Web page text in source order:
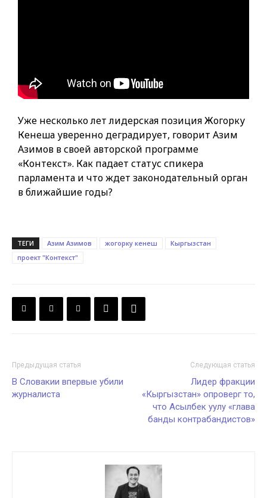
Уже несколько лет лидерская позиция Жогорку
Кенеша уверенно деградирует, говорит Азим
Азимов в своей авторской программе
«Контекст». Как падает статус спикера
парламента и что ждет законодательный орган
в ближайшие годы?
ТЕГИ Азим Азимов жогорку кенеш
Кыргызстан
проект "Контекст"
Предыдущая статья
В Словакии впервые убили
журналиста
Следующая статья
Лидер фракции
«Кыргызстан» опроверг то,
что Асылбек уулу «глава
банды контрабандистов»